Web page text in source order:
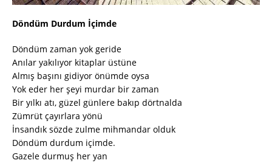
Döndüm Durdum İçimde
Döndüm zaman yok geride
Anılar yakılıyor kitaplar üstüne
Almış başını gidiyor önümde oysa
Yok eder her şeyi murdar bir zaman
Bir yılkı atı, güzel günlere bakıp dörtnalda
Zümrüt çayırlara yönü
İnsandık sözde zulme mihmandar olduk
Döndüm durdum içimde.
Gazele durmuş her yan